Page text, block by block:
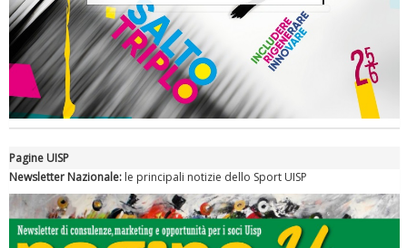
La formazione Uisp rallenta ma prosegue anche in estate
Pagine UISP
Newsletter Nazionale: le principali notizie dello Sport UISP